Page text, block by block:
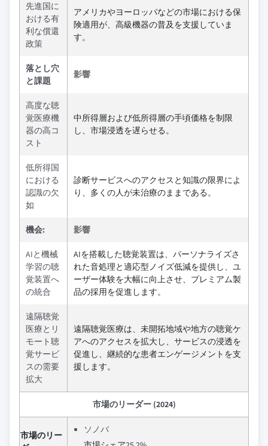
先進国に
おける有
利な償還
政策
アメリカやヨーロッパなどの市場における保
険適用が、高級機器の普及を支援していま
す。
落とし穴
と課題
影響
高度な聴
覚医療機
器の高コ
スト
中所得層および低所得層の手頃価格を制限
し、市場浸透を遅らせる。
低所得国
における
認識の欠
如
診断サービスへのアクセスと知識の限界によ
り、多くの人が未治療のままである。
機会: 影響
AIと機械
学習の聴
覚装置へ
の統合
AIを搭載した聴覚装置は、パーソナライズさ
れた音処理と適応型ノイズ低減を提供し、ユ
ーザー体験を大幅に向上させ、プレミアム製
品の採用を促進します。
遠隔聴覚
医療とリ
モート聴
覚サービ
スの需要
拡大
遠隔聴覚医療は、未開拓地域や地方の聴覚ケ
アへのアクセスを拡大し、サービスの浸透を
促進し、継続的な患者エンゲージメントを支
援します。
市場のリーダー (2024)
市場のリー
ソノバ